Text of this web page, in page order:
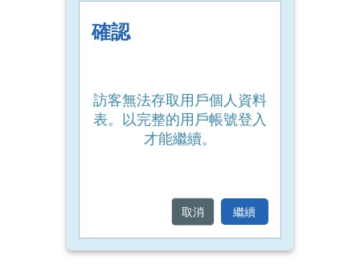
確認
訪客無法存取用戶個人資料
表。以完整的用戶帳號登入
才能繼續。
取消 繼續